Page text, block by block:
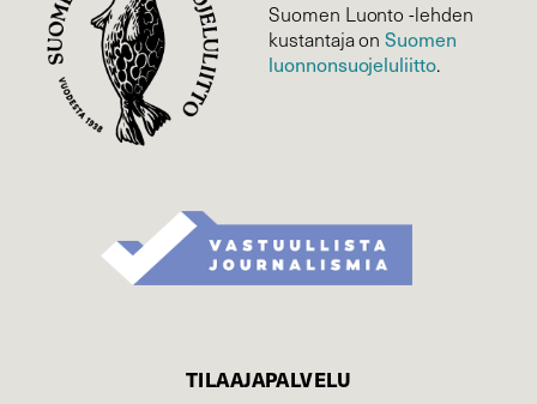
Suomen Luonto -lehden
kustantaja onSuomen
luonnonsuojelu­liitto.
TILAAJAPALVELU